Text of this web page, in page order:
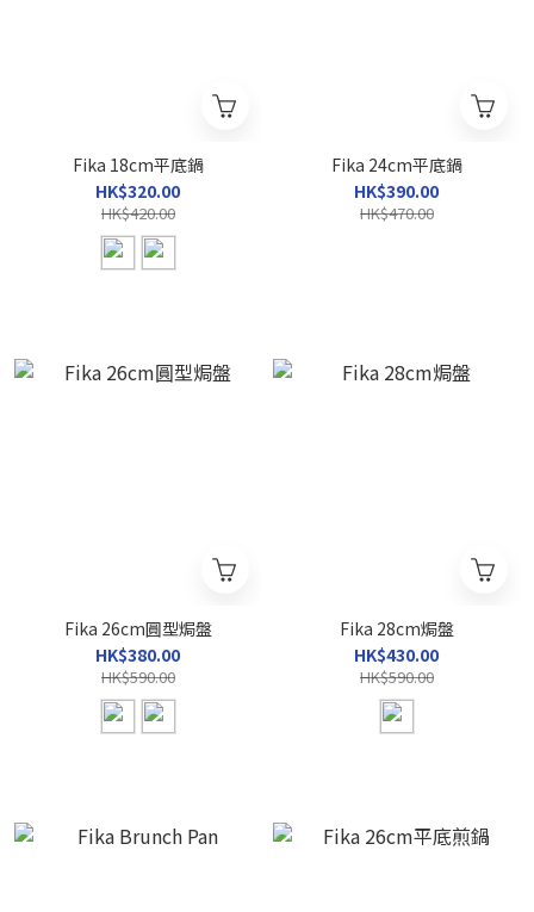
Fika 18cm平底鍋
HK$320.00
HK$420.00
Fika 24cm平底鍋
HK$390.00
HK$470.00
Fika 26cm圓型焗盤
HK$380.00
HK$590.00
Fika 28cm焗盤
HK$430.00
HK$590.00